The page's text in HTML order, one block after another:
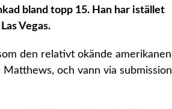
bland topp 15. Han har istället
Vegas.
den relativt okände amerikanen
och vann via submission